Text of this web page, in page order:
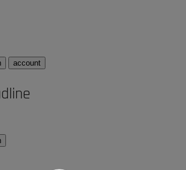
account